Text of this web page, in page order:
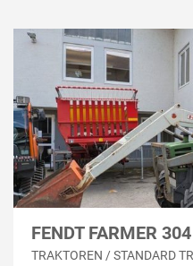
FENDT FARMER 304
TRAKTOREN / STANDARD